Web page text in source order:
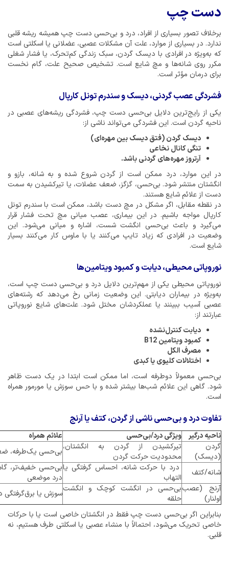
دست چپ
برخلاف تصور بسیاری از افراد، درد و بی‌حسی دست چپ همیشه ریشه قلبی
ندارد. در بسیاری از موارد، علت آن مشکلات عصبی، عضلانی یا اسکلتی است
که به‌ویژه در افرادی با دیسک گردن، سبک زندگی کم‌تحرک، یا فشار شغلی
مکرر روی شانه‌ها و مچ شایع است. تشخیص صحیح علت، گام نخست
برای درمان مؤثر است.
فشردگی عصب گردنی، دیسک و سندرم تونل کارپال
یکی از رایج‌ترین دلایل بی‌حسی دست چپ، فشردگی ریشه‌های عصبی در
ناحیه گردن است. این فشردگی می‌تواند ناشی از:
دیسک گردن (فتق دیسک بین مهره‌ای)
تنگی کانال نخاعی
آرتروز مهره‌های گردنی باشد.
در این موارد، درد ممکن است از گردن شروع شده و به شانه، بازو و
انگشتان منتشر شود. بی‌حسی، گزگز، ضعف عضلات، یا تیرکشیدن به سمت
دست از علائم شایع هستند.
در نقطه مقابل، اگر مشکل در مچ دست باشد، ممکن است با سندرم تونل
کارپال مواجه باشیم. در این بیماری، عصب میانی مچ تحت فشار قرار
می‌گیرد و باعث بی‌حسی انگشت شست، اشاره و میانی می‌شود. این
وضعیت در افرادی که زیاد تایپ می‌کنند یا با ماوس کار می‌کنند بسیار
شایع است.
نوروپاتی محیطی، دیابت و کمبود ویتامین‌ها
نوروپاتی محیطی یکی از مهم‌ترین دلایل درد و بی‌حسی دست چپ است،
به‌ویژه در بیماران دیابتی. این وضعیت زمانی رخ می‌دهد که رشته‌های
عصبی آسیب ببینند یا عملکردشان مختل شود. علت‌های شایع نوروپاتی
عبارتند از:
دیابت کنترل‌نشده
کمبود ویتامین B12
مصرف الکل
اختلالات کلیوی یا کبدی
بی‌حسی معمولاً دوطرفه است، اما ممکن است ابتدا در یک دست ظاهر
شود. گاهی این علائم شب‌ها بیشتر شده و با حس سوزش یا مورمور همراه
است.
تفاوت درد و بی‌حسی ناشی از گردن، کتف یا آرنج
ناحیه درگیر ویژگی درد/بی‌حسی
علائم همراه
گردن
(دیسک)
تیرکشیدن از گردن به انگشتان،
محدودیت حرکت گردن
بی‌حسی یک‌طرفه،
شانه/کتف
درد با حرکت شانه، احساس گرفتگی یا
التهاب
بی‌حسی خفیف‌تر،
درد موضعی
آرنج (عصب
اولنار)
بی‌حسی در انگشت کوچک و انگشت
حلقه
سوزش یا برق‌گرفتگی
بنابراین اگر بی‌حسی دست چپ فقط در انگشتان خاصی است یا با حرکات
خاصی تحریک می‌شود، احتمالاً با منشاء عصبی یا اسکلتی طرف هستیم، نه
قلبی.